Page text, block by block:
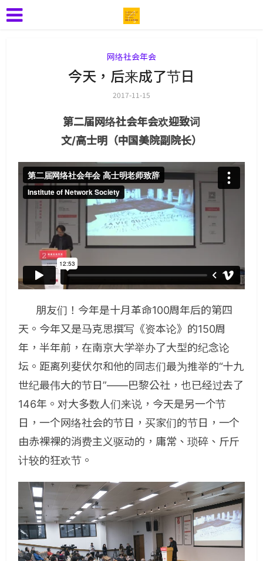
网络社会年会
今天，后来成了节日
2017-11-15
第二届网络社会年会欢迎致词
文/高士明（中国美院副院长）
朋友们！今年是十月革命100周年后的第四
天。今年又是马克思撰写《资本论》的150周
年，半年前，在南京大学举办了大型的纪念论
坛。距离列斐伏尔和他的同志们最为推举的“十九
世纪最伟大的节日”——巴黎公社，也已经过去了
146年。对大多数人们来说，今天是另一个节
日，一个网络社会的节日，买家们的节日，一个
由赤裸裸的消费主义驱动的，庸常、琐碎、斤斤
计较的狂欢节。